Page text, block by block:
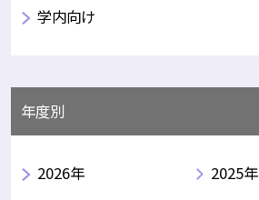
学内向け
年度別
2026年 2025年